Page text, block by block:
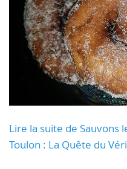
Lire la suite de Sauvons
Toulon : La Quête du